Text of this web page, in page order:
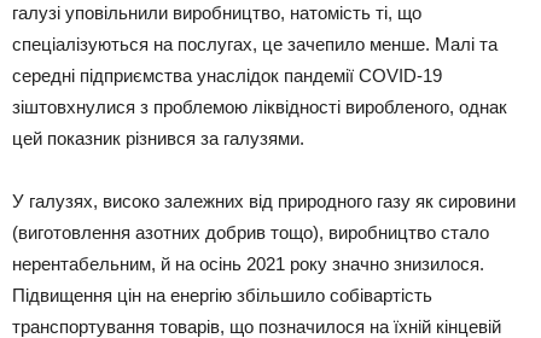
галузі уповільнили виробництво, натомість ті, що
спеціалізуються на послугах, це зачепило менше. Малі та
середні підприємства унаслідок пандемії COVID-19
зіштовхнулися з проблемою ліквідності виробленого, однак
цей показник різнився за галузями.
У галузях, високо залежних від природного газу як сировини
(виготовлення азотних добрив тощо), виробництво стало
нерентабельним, й на осінь 2021 року значно знизилося.
Підвищення цін на енергію збільшило собівартість
транспортування товарів, що позначилося на їхній кінцевій